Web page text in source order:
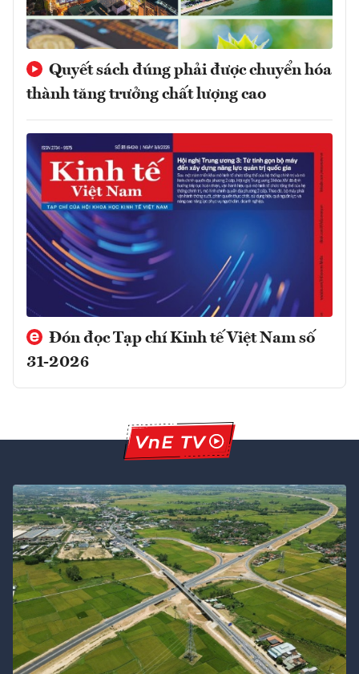
Quyết sách đúng phải được chuyển hóa
thành tăng trưởng chất lượng cao
Đón đọc Tạp chí Kinh tế Việt Nam số
31-2026